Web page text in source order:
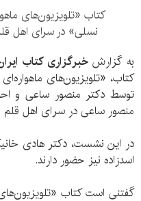
کتاب «تلویزیون‌های
نسلی» در سرای اهل
به گزارش خبرگزاری کتاب
کتاب، «تلویزیون‌های
توسط دکتر منصور ساعی و
منصور ساعی در سرای اهل قلم
در این نشست، دکتر هادی
اسدزاده نیز حضور دارند.
گفتنی است کتاب